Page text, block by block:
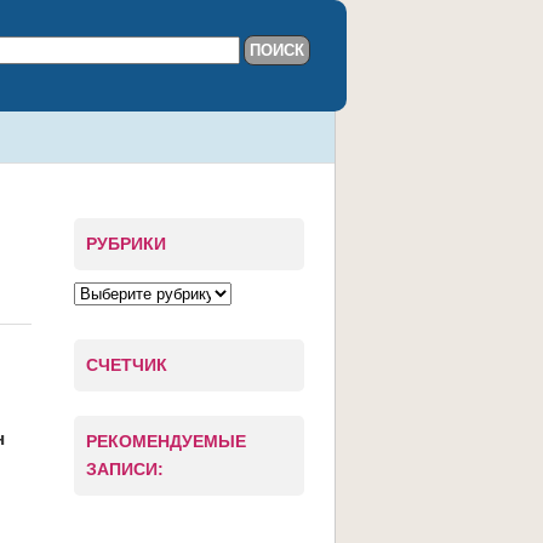
РУБРИКИ
СЧЕТЧИК
РЕКОМЕНДУЕМЫЕ
ЗАПИСИ: